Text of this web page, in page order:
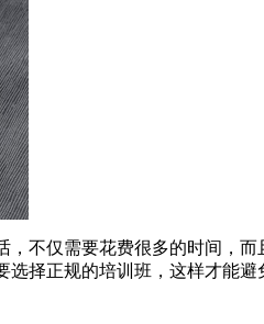
不仅需要花费很多的时间，
择正规的培训班，这样才能